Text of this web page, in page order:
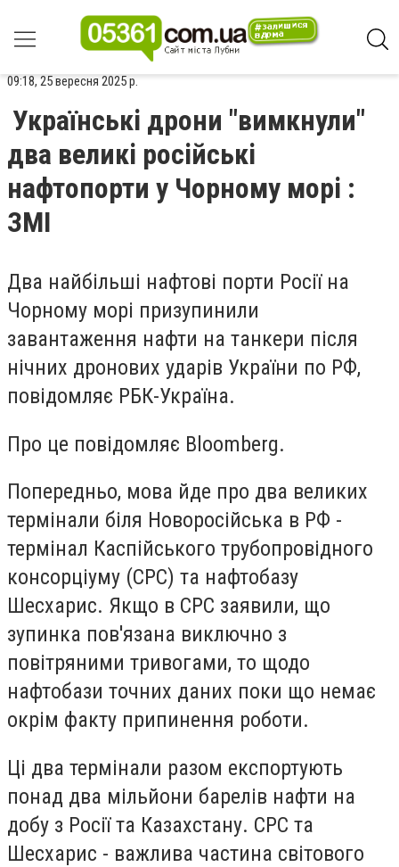
09:18, 25 вересня 2025 р.
Українські дрони "вимкнули"
два великі російські
нафтопорти у Чорному морі :
ЗМІ
Два найбільші нафтові порти Росії на
Чорному морі призупинили
завантаження нафти на танкери після
нічних дронових ударів України по РФ,
повідомляє РБК-Україна.
Про це повідомляє Bloomberg.
Попередньо, мова йде про два великих
термінали біля Новоросійська в РФ -
термінал Каспійського трубопровідного
консорціуму (CPC) та нафтобазу
Шесхарис. Якщо в СРС заявили, що
зупинка пов'язана виключно з
повітряними тривогами, то щодо
нафтобази точних даних поки що немає
окрім факту припинення роботи.
Ці два термінали разом експортують
понад два мільйони барелів нафти на
добу з Росії та Казахстану. СРС та
Шесхарис - важлива частина світового